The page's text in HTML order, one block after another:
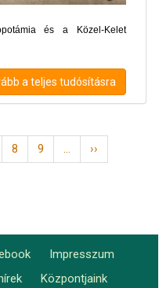
és a Közel-Kelet
a teljes tudósításra
Page
8 Page
9 …
Következő
oldal
››
Impresszum
Központjaink